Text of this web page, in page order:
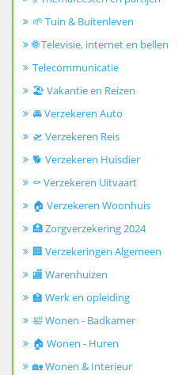
🌱 Tuin & Buitenleven
🌐 Televisie, internet en bellen
Telecommunicatie
🏖️ Vakantie en Reizen
🚘 Verzekeren Auto
🛫 Verzekeren Reis
🐕 Verzekeren Huisdier
⚰️ Verzekeren Uitvaart
🏠 Verzekeren Woonhuis
🏥 Zorgverzekering 2024
🏢 Verzekeringen Algemeen
🏬 Warenhuizen
🏫 Werk en opleiding
🛀 Wonen - Badkamer
🏠 Wonen - Huren
🏡 Wonen & Interieur